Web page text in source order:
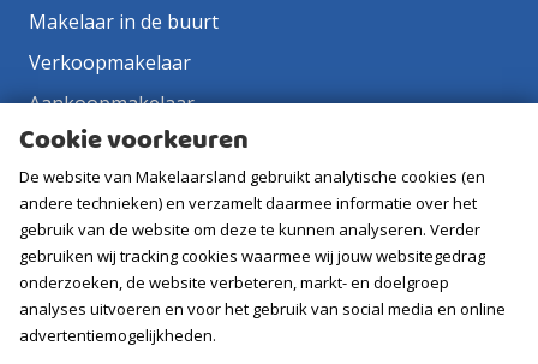
Makelaar in de buurt
Verkoopmakelaar
Aankoopmakelaar
Contact
Vacatures
Volg ons
Cookie voorkeuren
De website van Makelaarsland gebruikt analytische cookies (en
andere technieken) en verzamelt daarmee informatie over het
gebruik van de website om deze te kunnen analyseren. Verder
gebruiken wij tracking cookies waarmee wij jouw websitegedrag
onderzoeken, de website verbeteren, markt- en doelgroep
analyses uitvoeren en voor het gebruik van social media en online
advertentiemogelijkheden.